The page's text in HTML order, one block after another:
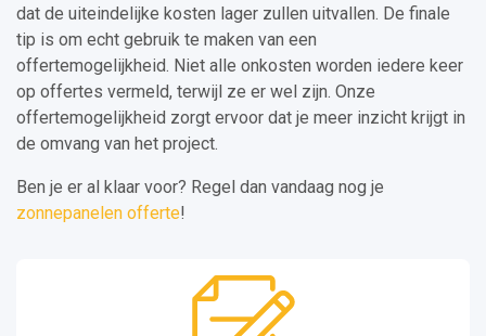
dat de uiteindelijke kosten lager zullen uitvallen. De finale
tip is om echt gebruik te maken van een
offertemogelijkheid. Niet alle onkosten worden iedere keer
op offertes vermeld, terwijl ze er wel zijn. Onze
offertemogelijkheid zorgt ervoor dat je meer inzicht krijgt in
de omvang van het project.
Ben je er al klaar voor? Regel dan vandaag nog je
zonnepanelen offerte!